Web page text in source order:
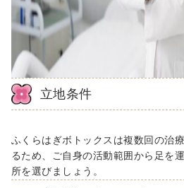
立地条件
ふくらはぎボトックスは複数回の治
るため、ご自身の活動範囲から足を
所を選びましょう。